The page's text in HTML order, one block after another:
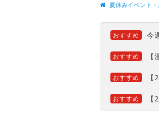
夏休みイベント
おすすめ 今
おすすめ
おすすめ
おすすめ